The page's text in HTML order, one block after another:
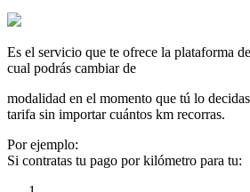
Es el servicio que te ofrece la plataforma de
cual podrás cambiar de
modalidad en el momento que tú lo
tarifa sin importar cuántos km recorras.
Por ejemplo:
Si contratas tu pago por kilómetro para tu: